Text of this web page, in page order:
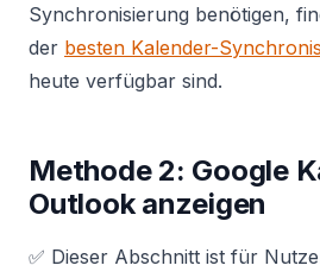
Synchronisierung benötigen,
der besten Kalender-
heute verfügbar sind.
Methode 2: Google
Outlook anzeigen
✅ Dieser Abschnitt ist für